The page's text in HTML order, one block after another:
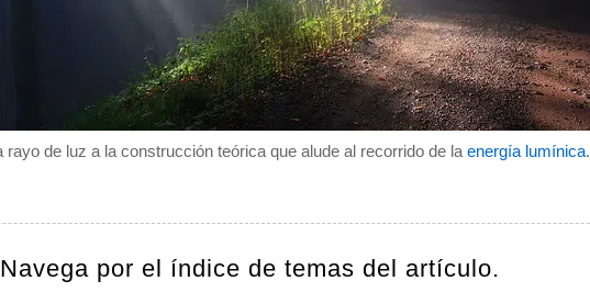
rayo de luz a la construcción teórica que alude al recorrido de la energía lumínica.
Navega por el índice de temas del artículo.